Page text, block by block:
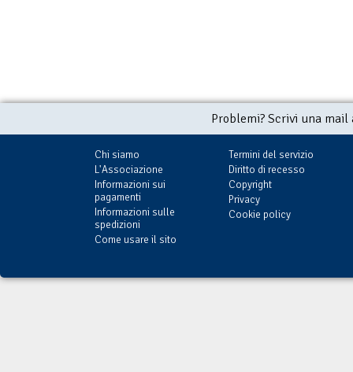
Problemi? Scrivi una
Chi siamo
L'Associazione
Informazioni sui
pagamenti
Informazioni sulle
spedizioni
Come usare il sito
Termini del servizio
Diritto di recesso
Copyright
Privacy
Cookie policy